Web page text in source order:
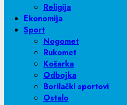
Religija
Ekonomija
Sport
Nogomet
Rukomet
Košarka
Odbojka
Borilački sportovi
Ostalo